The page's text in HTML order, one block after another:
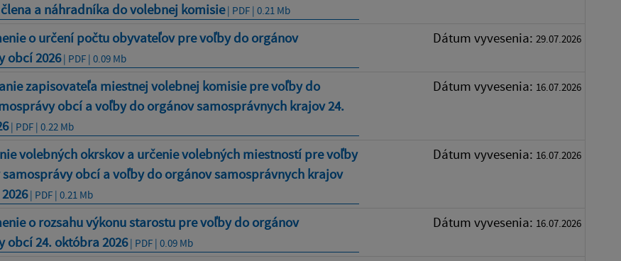
a náhradníka do volebnej komisie| PDF | 0.21 Mb
o určení počtu obyvateľov pre voľby do orgánov
obcí 2026| PDF | 0.09 Mb
Dátum vyvesenia: 29.07.2026
zapisovateľa miestnej volebnej komisie pre voľby do
obcí a voľby do orgánov samosprávnych krajov 24.
| PDF | 0.22 Mb
Dátum vyvesenia: 16.07.2026
volebných okrskov a určenie volebných miestností pre voľby
obcí a voľby do orgánov samosprávnych krajov
| PDF | 0.21 Mb
Dátum vyvesenia: 16.07.2026
o rozsahu výkonu starostu pre voľby do orgánov
obcí 24. októbra 2026| PDF | 0.09 Mb
Dátum vyvesenia: 16.07.2026